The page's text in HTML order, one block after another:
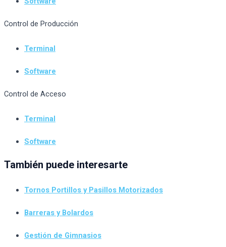
Control de Producción
Terminal
Software
Control de Acceso
Terminal
Software
También puede interesarte
Tornos Portillos y Pasillos Motorizados
Barreras y Bolardos
Gestión de Gimnasios